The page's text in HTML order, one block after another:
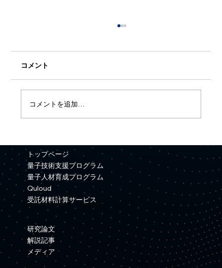
資本業務提携を締結
コメント
コメントを追加…
トップページ
量子技術支援プログラム
量子人材育成プログラム
Quloud
受託材料計算サービス
研究論文
解説記事
メディア